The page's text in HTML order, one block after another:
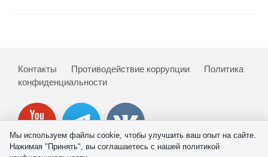
Контакты Противодействие коррупции
Политика
конфиденциальности
Мы используем файлы cookie, чтобы улучшить ваш опыт на сайте.
Нажимая "Принять", вы соглашаетесь с нашей политикой